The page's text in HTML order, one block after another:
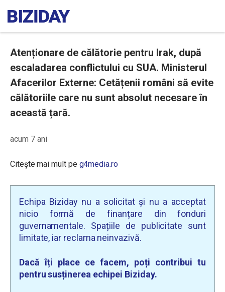
Atenționare de călătorie pentru Irak, după
escaladarea conflictului cu SUA. Ministerul
Afacerilor Externe: Cetățenii români să evite
călătoriile care nu sunt absolut necesare în
această țară.
acum 7 ani
Citește mai mult pe g4media.ro
Echipa Biziday nu a solicitat și nu a acceptat
nicio formă de finanțare din fonduri
guvernamentale. Spațiile de publicitate sunt
limitate, iar reclama neinvazivă.
Dacă îți place ce facem, poți contribui tu
pentru susținerea echipei Biziday.